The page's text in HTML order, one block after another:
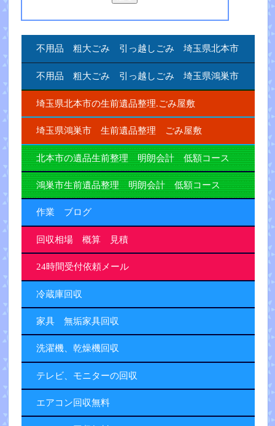
不用品 粗大ごみ 引っ越しごみ 埼玉県北本市
不用品 粗大ごみ 引っ越しごみ 埼玉県鴻巣市
埼玉県北本市の生前遺品整理.ごみ屋敷
埼玉県鴻巣市 生前遺品整理 ごみ屋敷
北本市の遺品生前整理 明朗会計 低額コース
鴻巣市生前遺品整理 明朗会計 低額コース
作業 ブログ
回収相場 概算 見積
24時間受付依頼メール
冷蔵庫回収
家具 無垢家具回収
洗濯機、乾燥機回収
テレビ、モニターの回収
エアコン回収無料